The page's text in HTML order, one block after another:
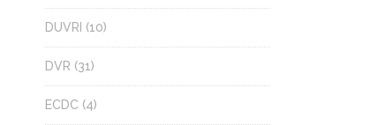
DUVRI (10)
DVR (31)
ECDC (4)